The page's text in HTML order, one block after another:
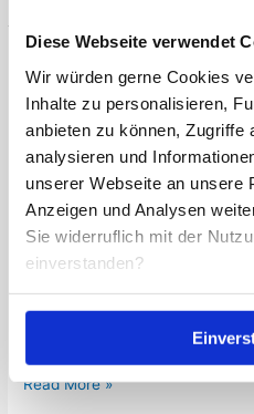
Diese Webseite verwendet
Wir würden gerne Cookies
Inhalte zu personalisieren,
anbieten zu können, Zugriffe
analysieren und
unserer Webseite an unsere
Anzeigen und Analysen
Sie widerruflich mit der
einverstanden?
5 ultimative
Laufen/Rudi Schmidt
Erstgespräch buchen Laufen:
eine der einfachsten und
man betreiben kann. Es gibt
eine großartige Aktivität ist und
Rudi Schmidt Übersicht: 1.
ultimative
Vorteile
des
Laufens
Read More »